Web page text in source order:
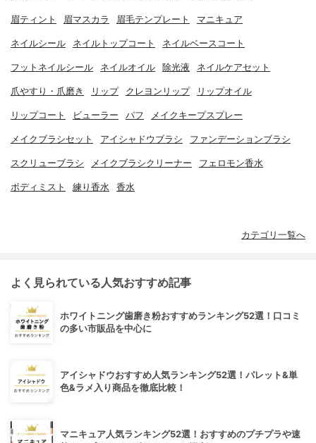
眉ティント 眉マスカラ 眉毛テンプレート マニキュア
ネイルシール ネイルトップコート ネイルベースコート
フットネイルシール ネイルオイル 除光液 ネイルケアセット
爪やすり・爪磨き リップ クレヨンリップ リップオイル
リップコート ビューラー パフ メイクキープスプレー
メイクブラシセット アイシャドウブラシ ファンデーションブラシ
スクリューブラシ メイクブラシクリーナー フェロモン香水
ボディミスト 練り香水 香水
カテゴリ一覧へ
よく見られている人気おすすめ記事
ホワイトニング歯磨き粉おすすめランキング52選！口コミ
の多い市販品を中心に
アイシャドウおすすめ人気ランキング52選！パレット&単
色&ラメ入り商品を徹底比較！
マニキュア人気ランキング52選！おすすめのプチプラや速